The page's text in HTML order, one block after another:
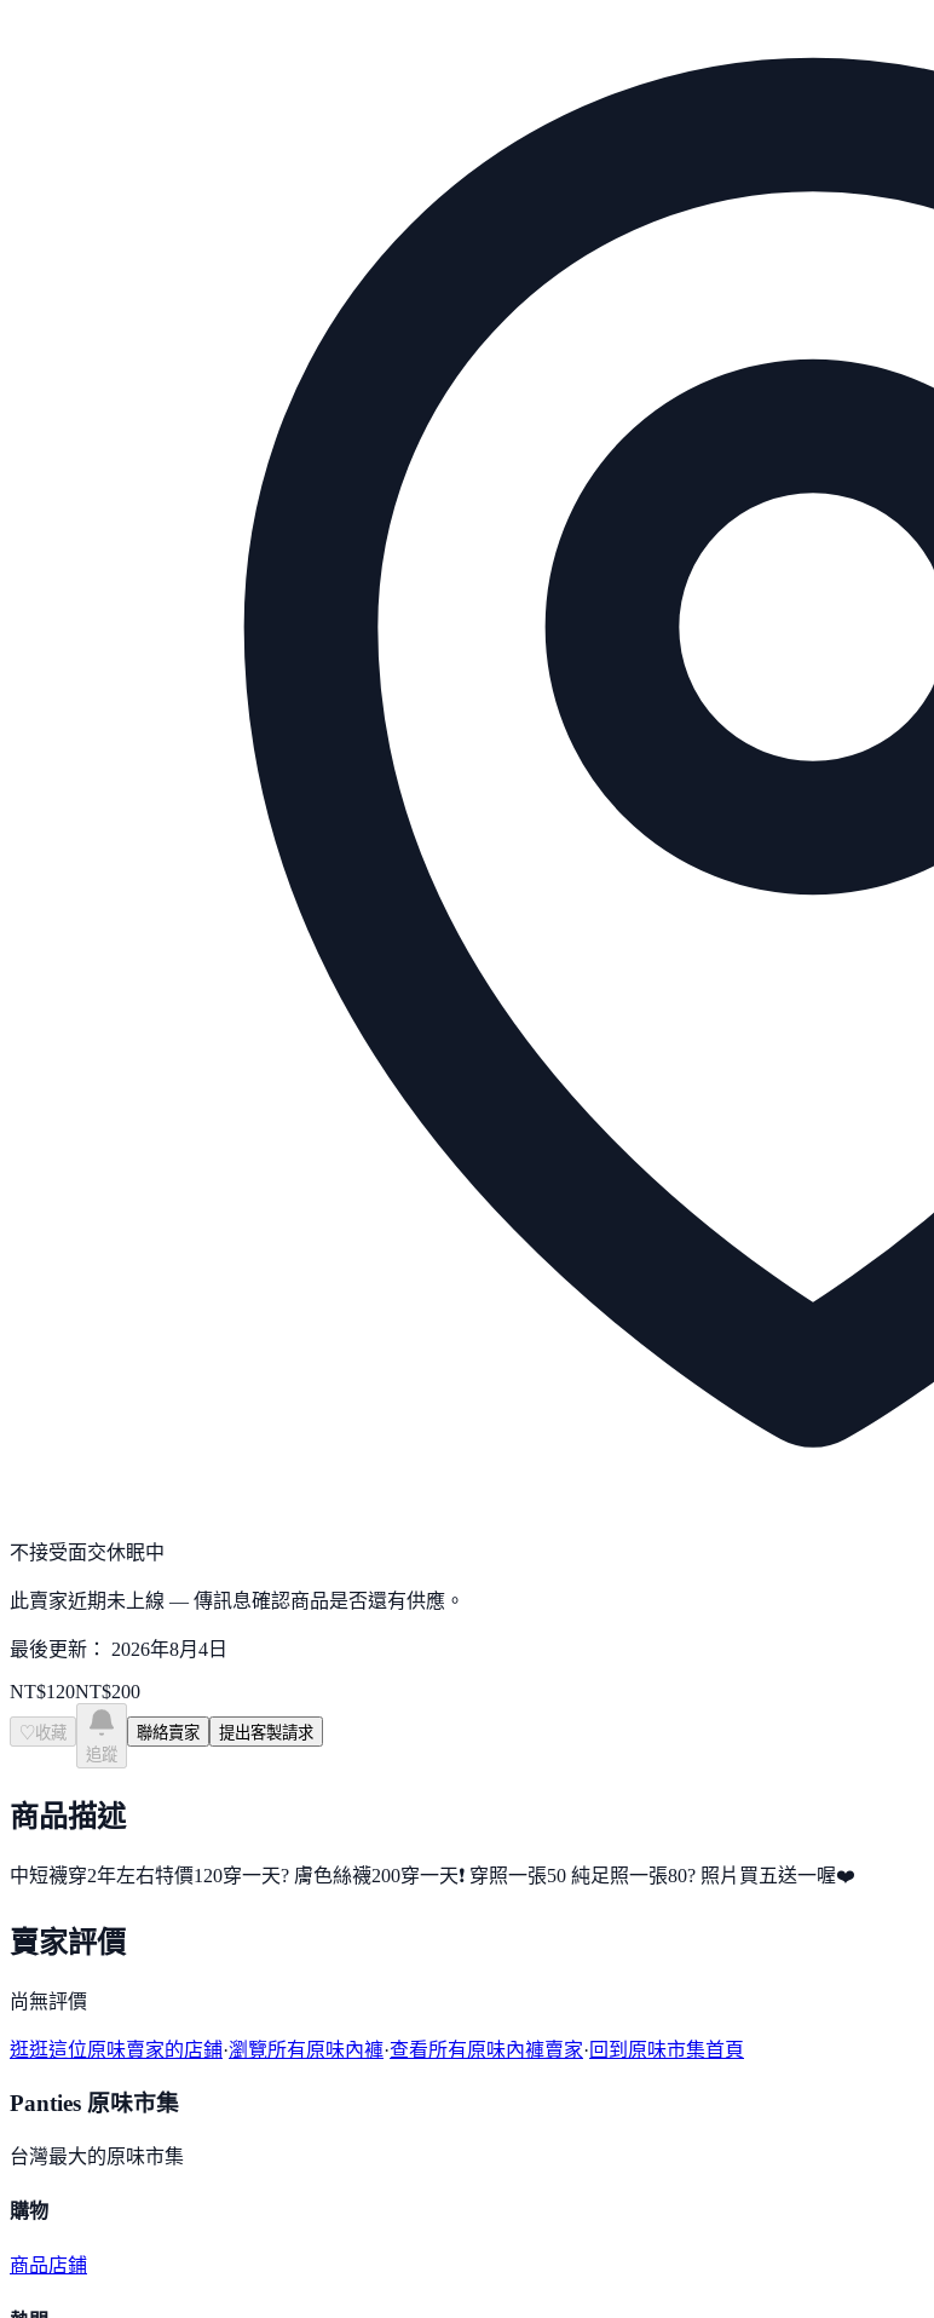
不接受面交休眠中
此賣家近期未上線 — 傳訊息確認商品是否還有供應。
最後更新： 2026年8月4日
NT$120NT$200
♡ 收藏
追蹤
聯絡賣家 提出客製請求
商品描述
中短襪穿2年左右特價120穿一天? 膚色絲襪200穿一天❗️ 穿照一張50 純足照一張80? 照片買五送一喔❤️
賣家評價
尚無評價
逛逛這位原味賣家的店鋪·瀏覽所有原味內褲·查看所有原味內褲賣家·回到原味市集首頁
Panties 原味市集
台灣最大的原味市集
購物
商品店鋪